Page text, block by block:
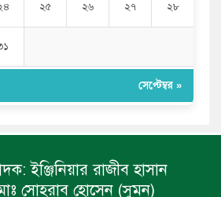
২৫ ২৬ ২৭ ২৮
সেপ্টেম্বর »
ইঞ্জিনিয়ার রাজীব হাসান
সোহরাব হোসেন (সুমন)